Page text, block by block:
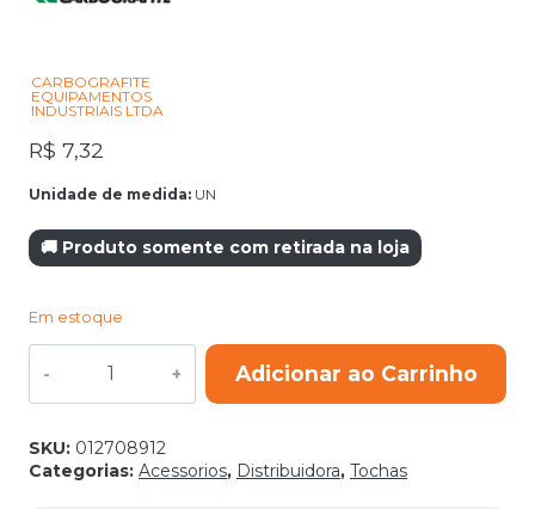
CARBOGRAFITE
EQUIPAMENTOS
INDUSTRIAIS LTDA
R$ 7,32
Unidade de medida: UN
🚚 Produto somente com retirada na loja
Em estoque
CONTATO
CUCRZR
1,6MM
CARBOGRAFITE
Adicionar ao Carrinho
SKU: 012708912
Categorias: Acessorios, Distribuidora, Tochas